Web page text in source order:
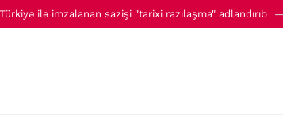
8 avqust 00:01